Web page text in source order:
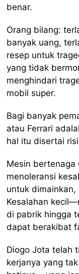
benar.
Orang bilang:
banyak uang,
resep untuk
yang tidak
menghindari
mobil super.
Bagi banyak
atau Ferrari
hal itu disertai
Mesin
menoleransi
untuk
Kesalahan
di pabrik hingga
dapat berakibat
Diogo Jota telah
kerjanya yang